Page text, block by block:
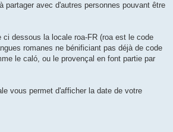
partager avec d'autres personnes pouvant être
ci dessous la locale roa-FR (roa est le code
romanes ne bénificiant pas déjà de code
le caló, ou le provençal en font partie par
vous permet d'afficher la date de votre